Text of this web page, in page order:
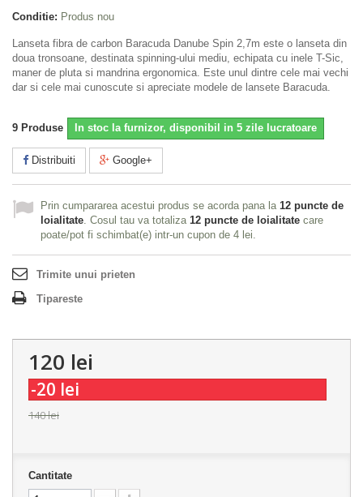
Conditie: Produs nou
Lanseta fibra de carbon Baracuda Danube Spin 2,7m este o lanseta din
doua tronsoane, destinata spinning-ului mediu, echipata cu inele T-Sic,
maner de pluta si mandrina ergonomica. Este unul dintre cele mai vechi
dar si cele mai cunoscute si apreciate modele de lansete Baracuda.
9 Produse In stoc la furnizor, disponibil in 5 zile lucratoare
Distribuiti Google+
Prin cumpararea acestui produs se acorda pana la 12 puncte de
loialitate . Cosul tau va totaliza 12 puncte de loialitate care
poate/pot fi schimbat(e) intr-un cupon de 4 lei
Trimite unui prieten
Tipareste
120 lei
-20 lei
140 lei
Cantitate